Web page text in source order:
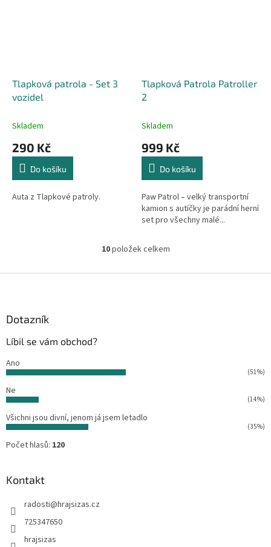
Tlapková patrola - Set 3
vozidel
Skladem
290 Kč
Do košíku
Auta z Tlapkové patroly.
Tlapková Patrola Patroller
2
Skladem
999 Kč
Do košíku
Paw Patrol – velký transportní
kamion s autíčky je parádní herní
set pro všechny malé...
O
l
ý
10položek celkem
Dotazník
Líbil se vám obchod?
Ano
(51%)
Ne
(14%)
Všichni jsou divní, jenom já jsem letadlo
(35%)
Počet hlasů: 120
Kontakt
radosti@hrajsizas.cz
725347650
hrajsizas